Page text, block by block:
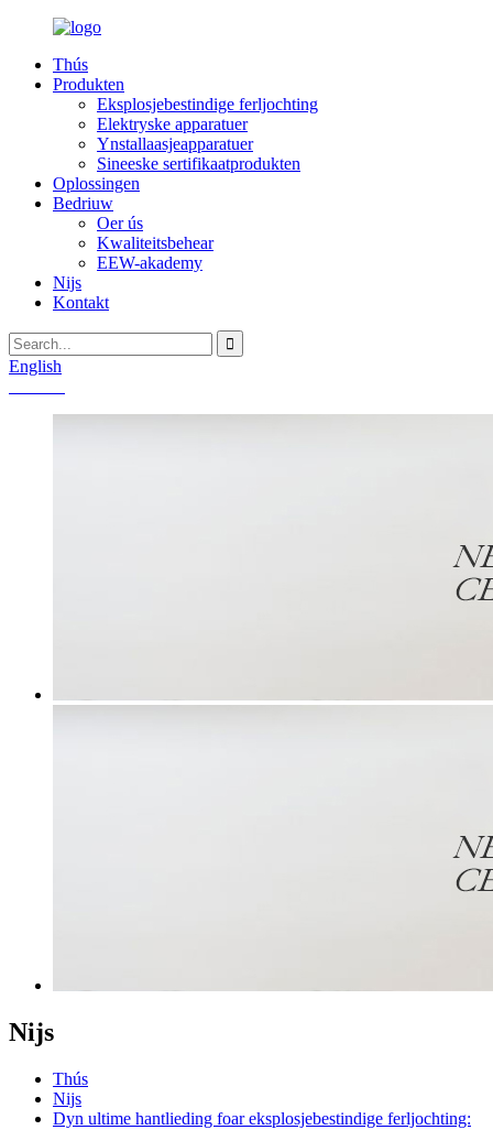
Thús
Produkten
Eksplosjebestindige ferljochting
Elektryske apparatuer
Ynstallaasjeapparatuer
Sineeske sertifikaatprodukten
Oplossingen
Bedriuw
Oer ús
Kwaliteitsbehear
EEW-akademy
Nijs
Kontakt
English
Nijs
Thús
Nijs
Dyn ultime hantlieding foar eksplosjebestindige ferljochting: